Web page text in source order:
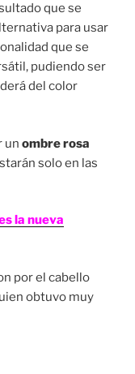
que se
para usar
que se
pudiendo ser
del color
un ombre rosa
solo en las
la nueva
por el cabello
obtuvo muy